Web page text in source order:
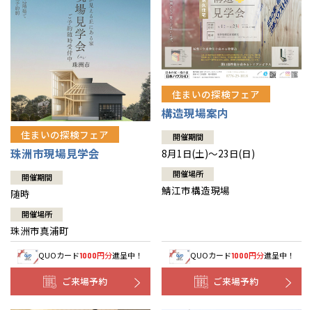
住まいの探検フェア
珠洲市現場見学会
開催期間
随時
開催場所
珠洲市真浦町
QUOカード1000円分進呈中！
ご来場予約
住まいの探検フェア
構造現場案内
開催期間
8月1日(土)～23日(日)
開催場所
鯖江市構造現場
QUOカード1000円分進呈中！
ご来場予約